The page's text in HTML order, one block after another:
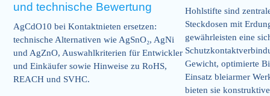
und technische Bewertung
AgCdO10 bei Kontaktnieten ersetzen:
technische Alternativen wie AgSnO₂, AgNi
und AgZnO, Auswahlkriterien für Entwickler
und Einkäufer sowie Hinweise zu RoHS,
REACH und SVHC.
Hohlstifte sind
Steckdosen mit
gewährleisten eine
Gewicht, optimierte
Einsatz bleiarmer
bieten sie